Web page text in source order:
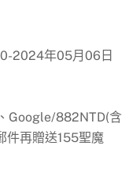
2024年05月06日
Google/882NTD(含
件再贈送155聖魔